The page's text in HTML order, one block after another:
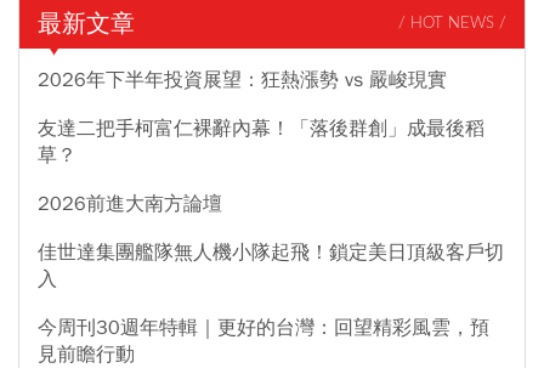
最新文章 / HOT NEWS /
2026年下半年投資展望：狂熱漲勢 vs 嚴峻現實
友達二把手柯富仁裸辭內幕！「落後群創」成最後稻
草？
2026前進大南方論壇
佳世達集團艦隊無人機小隊起飛！鎖定美日頂級客戶切
入
今周刊30週年特輯｜更好的台灣：回望精彩風雲，預
見前瞻行動